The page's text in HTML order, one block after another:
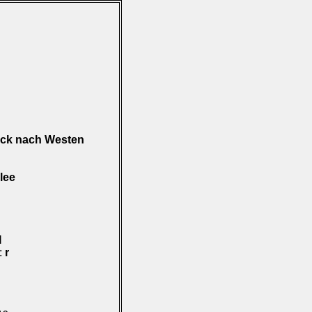
nach Westen
r